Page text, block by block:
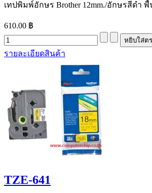
เทปพิมพ์อักษร Brother 12mm./อักษรสีดำ พื้
610.00 ฿
รายละเอียดสินค้า
TZE-641